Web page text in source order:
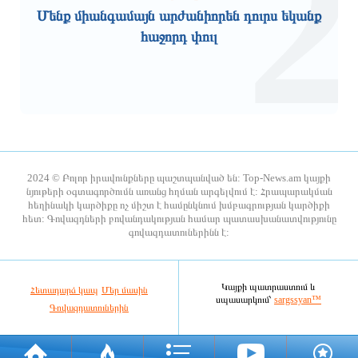
է եղել բավարարել Վինիսիուսի
3 ժամ առաջ
բնույթի հանցագործությունների
վարույթ. ՔԿ
3 ժամ առաջ
ծառայողների շուրջօրյա
3 ժամ առաջ
Ինչով է պայմանավորված եղանակի
Հնարավոր կլինի անզեն աչքով դիտել
Մենք միանգամայն արժանիորեն դուրս եկանք
հաջորդ փուլ
2024 © Բոլոր իրավունքները պաշտպանված են: Top-News.am կայքի
նյութերի օգտագործումն առանց հղման արգելվում է: Հրապարակման
հեղինակի կարծիքը ոչ միշտ է համընկնում խմբագրության կարծիքի
հետ: Գովազդների բովանդակության համար պատասխանատվությունը
գովազդատուներինն է:
Հետադարձ կապ Մեր մասին
Գովազդատուներին
Կայքի պատրաստում և
սպասարկում՝ sargssyan™